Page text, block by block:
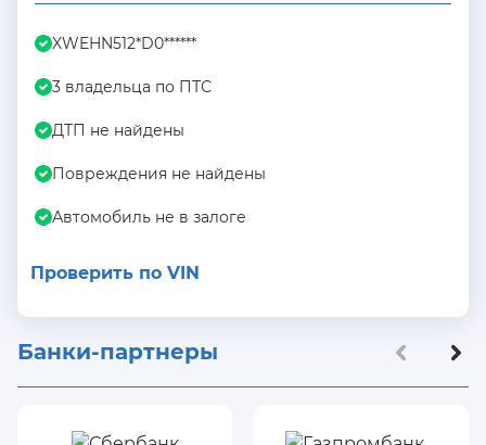
XWEHN512*D0******
3 владельца по ПТС
ДТП не найдены
Повреждения не найдены
Автомобиль не в залоге
Проверить по VIN
Банки-партнеры